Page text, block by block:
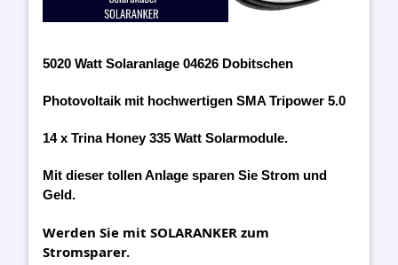
5020 Watt Solaranlage 04626 Dobitschen
Photovoltaik mit hochwertigen SMA Tripower 5.0
14 x Trina Honey 335 Watt Solarmodule.
Mit dieser tollen Anlage sparen Sie Strom und
Geld.
Werden Sie mit SOLARANKER zum
Stromsparer.